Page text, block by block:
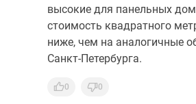
высокие для панельных
стоимость квадратного
ниже, чем на аналогичные
Санкт-Петербурга.
0 0